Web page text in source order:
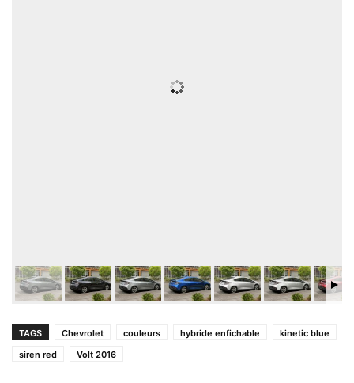
TAGS Chevrolet couleurs hybride enfichable
kinetic blue
siren red
Volt 2016